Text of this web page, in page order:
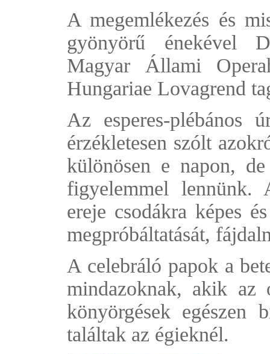
A megemlékezés és
gyönyörű énekével
Magyar Állami
Hungariae Lovagrend
Az esperes-plébános
érzékletesen szólt
különösen e napon,
figyelemmel lennünk.
ereje csodákra képes
megpróbáltatását,
A celebráló papok a
mindazoknak, akik
könyörgések egészen
találtak az égieknél.